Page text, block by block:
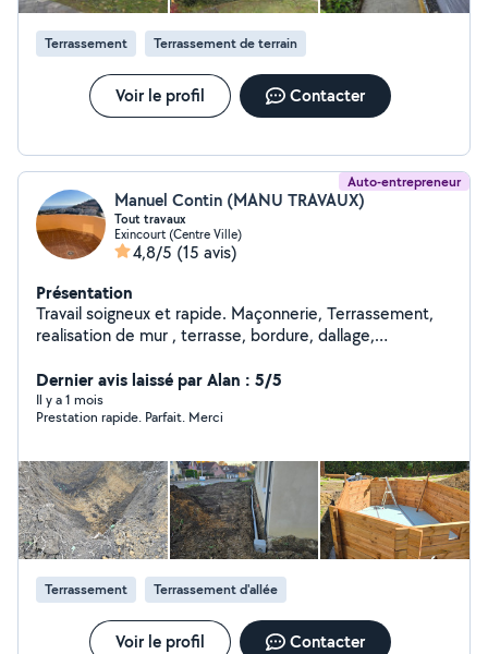
Terrassement Terrassement de terrain
Voir le profil Contacter
Auto-entrepreneur
Manuel Contin (MANU TRAVAUX)
Tout travaux
Exincourt (Centre Ville)
4,8/5 (15 avis)
Présentation
Travail soigneux et rapide. Maçonnerie, Terrassement,
realisation de mur , terrasse, bordure, dallage,
carrelage , placo, peinture, assemblage meuble cuisine,
salle de bain.
Dernier avis laissé par Alan : 5/5
Il y a 1 mois
Prestation rapide. Parfait. Merci
Terrassement Terrassement d'allée
Voir le profil Contacter